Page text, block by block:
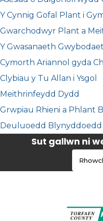
Y Cynnig Gofal Plant i
Gwarchodwyr Plant a
Y Gwasanaeth
Cymorth Ariannol gyda
Clybiau y Tu Allan i Ysgol
Meithrinfeydd Dydd
Grwpiau Rhieni a Phlant
Deuluoedd Blynyddoedd
Sut gallwn ni